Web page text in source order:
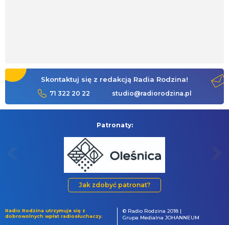
Skontaktuj się z redakcją Radia Rodzina!
71 322 20 22 studio@radiorodzina.pl
Patronaty:
Jak zdobyć patronat?
Radio Rodzina utrzymuje się z
dobrowolnych wpłat radiosłuchaczy.
© Radio Rodzina 2018 |
Grupa Medialna JOHANNEUM